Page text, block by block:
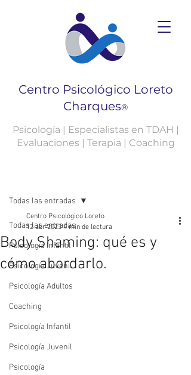
Centro Psicológico Loreto
Charques®
Psicología | Especialistas en TDAH |
Evaluaciones | Terapia | Coaching
Todas las entradas
Psicología Infantil
Psicología Juvenil
Psicología Adultos
Coaching
Psicología Infantil
Psicología Juvenil
Psicología
Todas las entradas
Body Shaming: qué es y
cómo abordarlo.
Centro Psicológico Loreto
12 abr 2023 4 min de lectura